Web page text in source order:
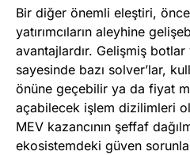
Bir diğer önemli eleştiri,
yatırımcıların aleyhine
avantajlardır. Gelişmiş
sayesinde bazı solver’lar,
önüne geçebilir ya da fiyat
açabilecek işlem dizilimleri
MEV kazancının şeffaf
ekosistemdeki güven